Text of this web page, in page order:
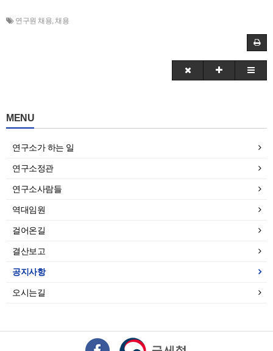
연구원 채용,채용
MENU
연구소가 하는 일
연구소정관
연구소사람들
역대임원
걸어온길
결산보고
공지사항
오시는길